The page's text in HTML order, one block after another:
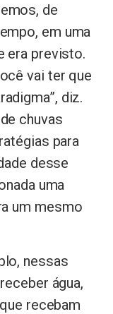
de
em uma
era previsto.
vai ter que
diz.
chuvas
para
desse
uma
um mesmo
nessas
água,
recebam